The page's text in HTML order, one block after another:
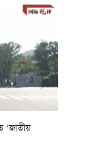
‘জাতীয়